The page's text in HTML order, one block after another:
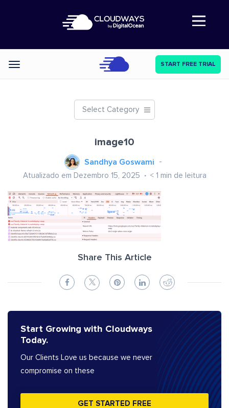
Abre a navegação
Categories START FREE TRIAL
Select Category
image10
Sandhya Goswami
Atualizado em Dezembro 15, 2025 < 1 min de leitura
Share This Article
Start Growing with Cloudways
Today.
Our Clients Love us because we never
compromise on these
GET STARTED FREE